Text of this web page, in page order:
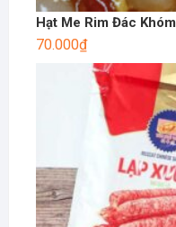
Hạt Me Rim Đác Khóm
70.000₫